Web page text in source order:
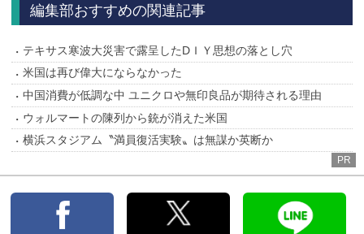
編集部おすすめの関連記事
テキサス寒波大災害で露呈したDＩＹ思想の落とし穴
米国は再び偉大にならなかった
中国消費が低調な中 ユニクロや無印良品が期待される理由
ウォルマートの陳列から銃が消えた米国
横浜スタジアム〝満員復活実験〟は無謀か英断か
PR